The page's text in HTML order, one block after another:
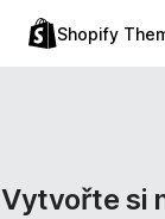
Shopify
Vytvořte si